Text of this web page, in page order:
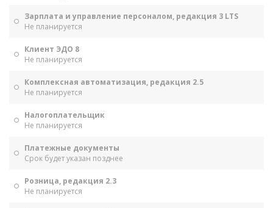
Зарплата и управление персоналом, редакция 3 LTS
Не планируется
Клиент ЭДО 8
Не планируется
Комплексная автоматизация, редакция 2.5
Не планируется
Налогоплательщик
Не планируется
Платежные документы
Срок будет указан позднее
Розница, редакция 2.3
Не планируется